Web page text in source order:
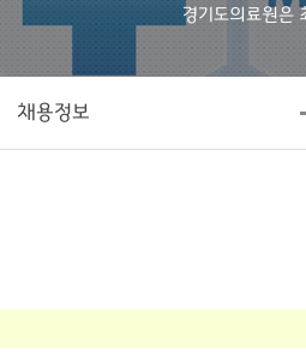
경기도의료원은
채용정보